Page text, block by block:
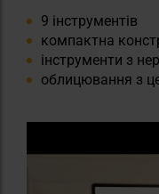
9 інструментів
компактна
інструменти з
облицювання з